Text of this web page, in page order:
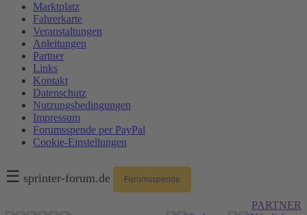
Marktplatz
Fahrerkarte
Veranstaltungen
Anleitungen
Partner
Links
Kontakt
Datenschutz
Nutzungsbedingungen
Impressum
Forumsspende per PayPal
Cookie-Einstellungen
☰ sprinter-forum.de Forumsspende
PARTNER